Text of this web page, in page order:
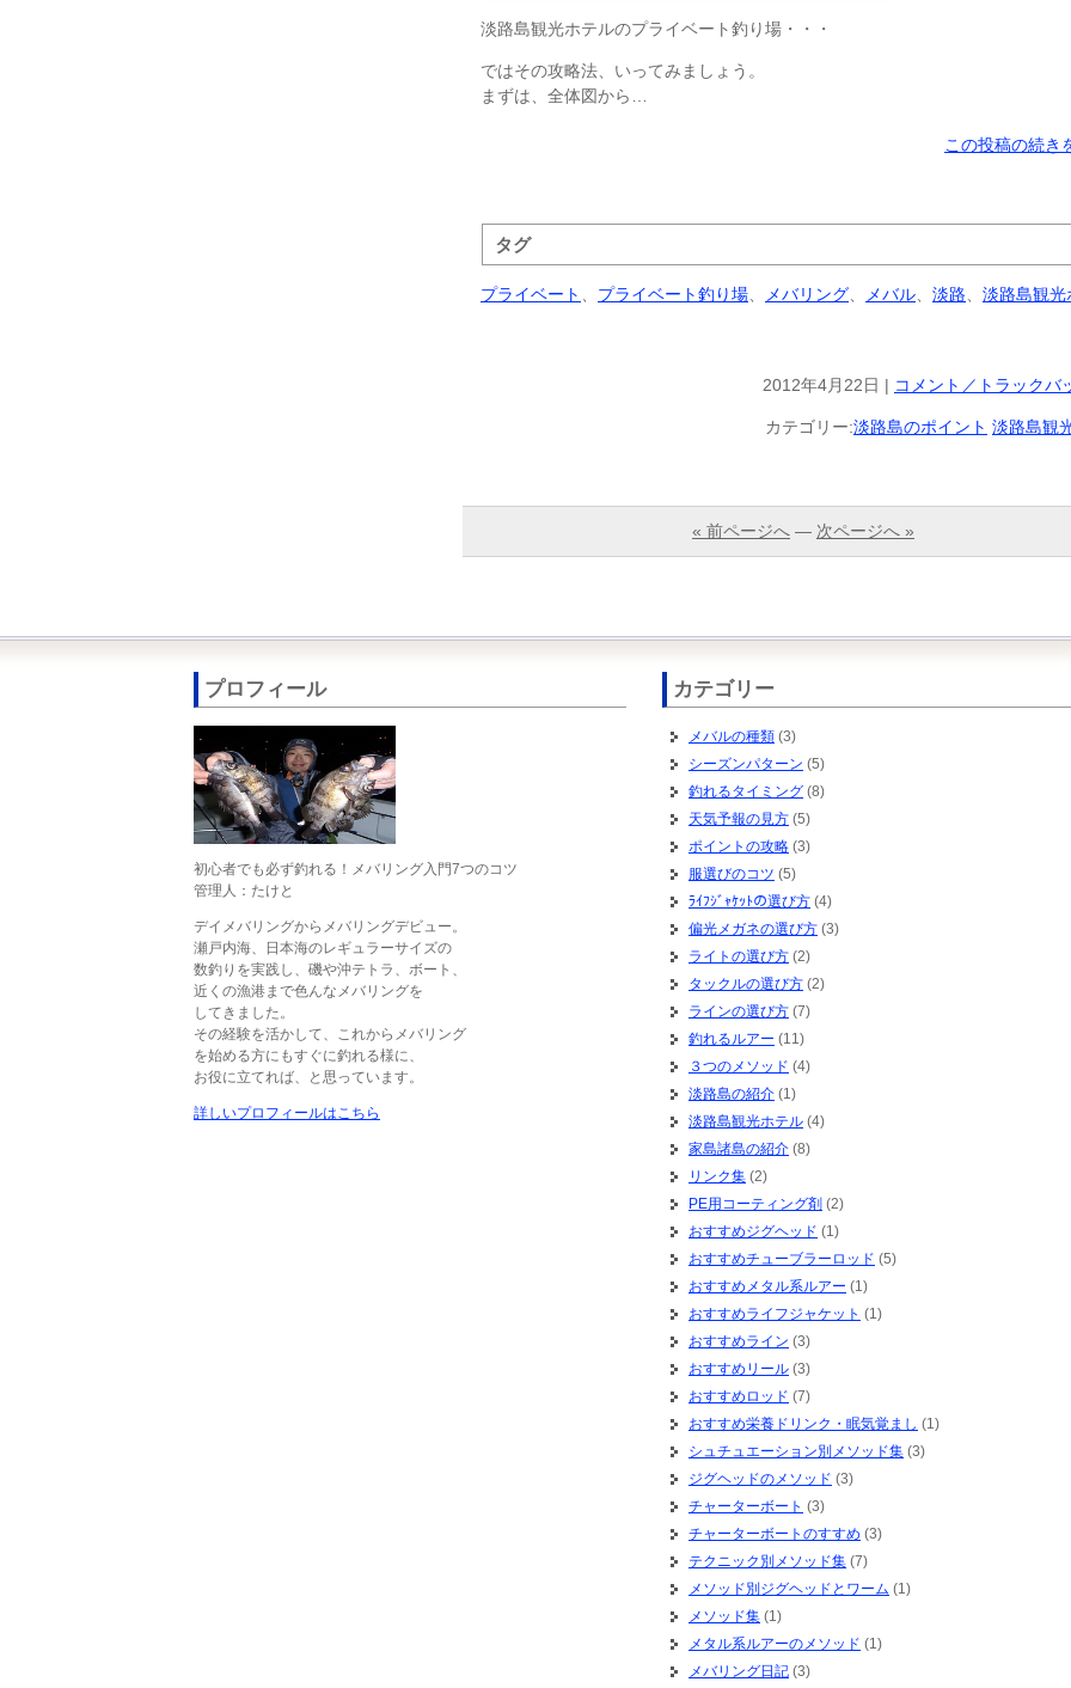
淡路島観光ホテルのプライベート釣り場・・・
ではその攻略法、いってみましょう。
まずは、全体図から…
この投稿の続き
タグ
プライベート プライベート釣り場 メバリング メバル 淡路 淡路島観光
2012年4月22日 | コメント／トラックバ
カテゴリー:淡路島のポイント 淡路島観
« 前ページへ — 次ページへ »
プロフィール
初心者でも必ず釣れる！メバリング入門7つのコツ
管理人：たけと
デイメバリングからメバリングデビュー。
瀬戸内海、日本海のレギュラーサイズの
数釣りを実践し、磯や沖テトラ、ボート、
近くの漁港まで色んなメバリングを
してきました。
その経験を活かして、これからメバリング
を始める方にもすぐに釣れる様に、
お役に立てれば、と思っています。
詳しいプロフィールはこちら
カテゴリー
メバルの種類 (3)
シーズンパターン (5)
釣れるタイミング (8)
天気予報の見方 (5)
ポイントの攻略 (3)
服選びのコツ (5)
ﾗｲﾌｼﾞｬｹｯﾄの選び方 (4)
偏光メガネの選び方 (3)
ライトの選び方 (2)
タックルの選び方 (2)
ラインの選び方 (7)
釣れるルアー (11)
３つのメソッド (4)
淡路島の紹介 (1)
淡路島観光ホテル (4)
家島諸島の紹介 (8)
リンク集 (2)
PE用コーティング剤 (2)
おすすめジグヘッド (1)
おすすめチューブラーロッド (5)
おすすめメタル系ルアー (1)
おすすめライフジャケット (1)
おすすめライン (3)
おすすめリール (3)
おすすめロッド (7)
おすすめ栄養ドリンク・眠気覚まし (1)
シュチュエーション別メソッド集 (3)
ジグヘッドのメソッド (3)
チャーターボート (3)
チャーターボートのすすめ (3)
テクニック別メソッド集 (7)
メソッド別ジグヘッドとワーム (1)
メソッド集 (1)
メタル系ルアーのメソッド (1)
メバリング日記 (3)